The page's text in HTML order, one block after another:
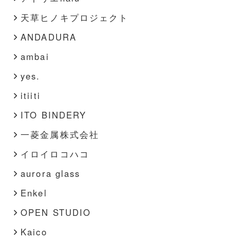
天草ヒノキプロジェクト
ANDADURA
ambai
yes.
itiiti
ITO BINDERY
一菱金属株式会社
イロイロコハコ
aurora glass
Enkel
OPEN STUDIO
Kaico